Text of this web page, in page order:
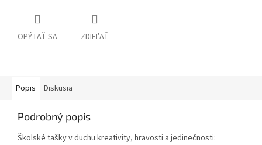
OPÝTAŤ SA ZDIEĽAŤ
Popis Diskusia
Podrobný popis
Školské tašky v duchu kreativity, hravosti a jedinečnosti: